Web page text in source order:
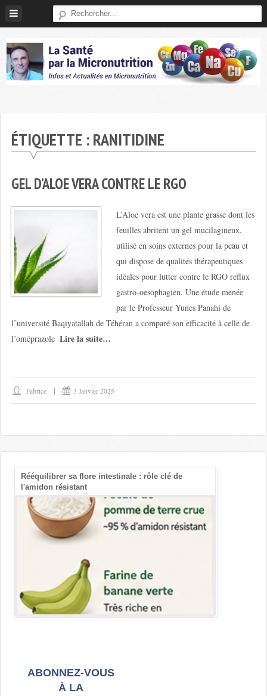
Skip
ÉTIQUETTE :RANITIDINE
GEL D’ALOE VERA CONTRE LE RGO
L’Aloe vera est une plante grasse dont les
feuilles abritent un gel mucilagineux,
utilisé en soins externes pour la peau et
qui dispose de qualités thérapeutiques
idéales pour lutter contre le RGO reflux
gastro-oesophagien. Une étude menée
par le Professeur Yunes Panahi de
l’université Baqiyatallah de Téhéran a comparé son efficacité à celle de
l’oméprazole Lire la suite…
Fabrice 3 Janvier 2025
Rééquilibrer sa flore intestinale : rôle clé de
l'amidon résistant
ABONNEZ-VOUS
À LA